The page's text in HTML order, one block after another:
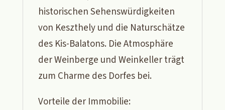
historischen Sehenswürdigkeiten
von Keszthely und die Naturschätze
des Kis-Balatons. Die Atmosphäre
der Weinberge und Weinkeller trägt
zum Charme des Dorfes bei.
Vorteile der Immobilie: